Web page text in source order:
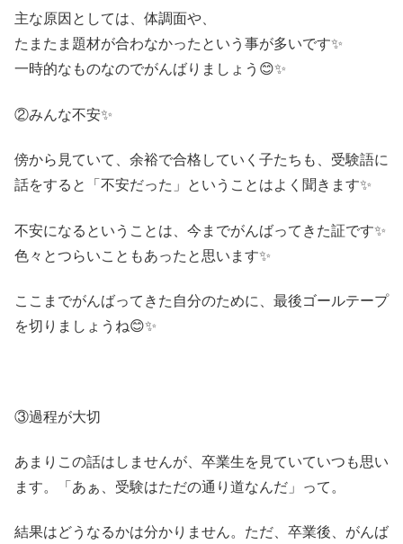
主な原因としては、体調面や、
たまたま題材が合わなかったという事が多いです✨
一時的なものなのでがんばりましょう😊✨
②みんな不安✨
傍から見ていて、余裕で合格していく子たちも、受験語に
話をすると「不安だった」ということはよく聞きます✨
不安になるということは、今までがんばってきた証です✨
色々とつらいこともあったと思います✨
ここまでがんばってきた自分のために、最後ゴールテープ
を切りましょうね😊✨
③過程が大切
あまりこの話はしませんが、卒業生を見ていていつも思い
ます。「あぁ、受験はただの通り道なんだ」って。
結果はどうなるかは分かりません。ただ、卒業後、がんば